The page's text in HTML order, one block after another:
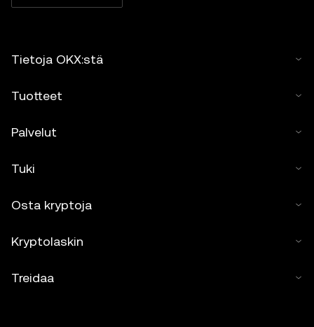
Tietoja OKX:stä
Tuotteet
Palvelut
Tuki
Osta kryptoja
Kryptolaskin
Treidaa